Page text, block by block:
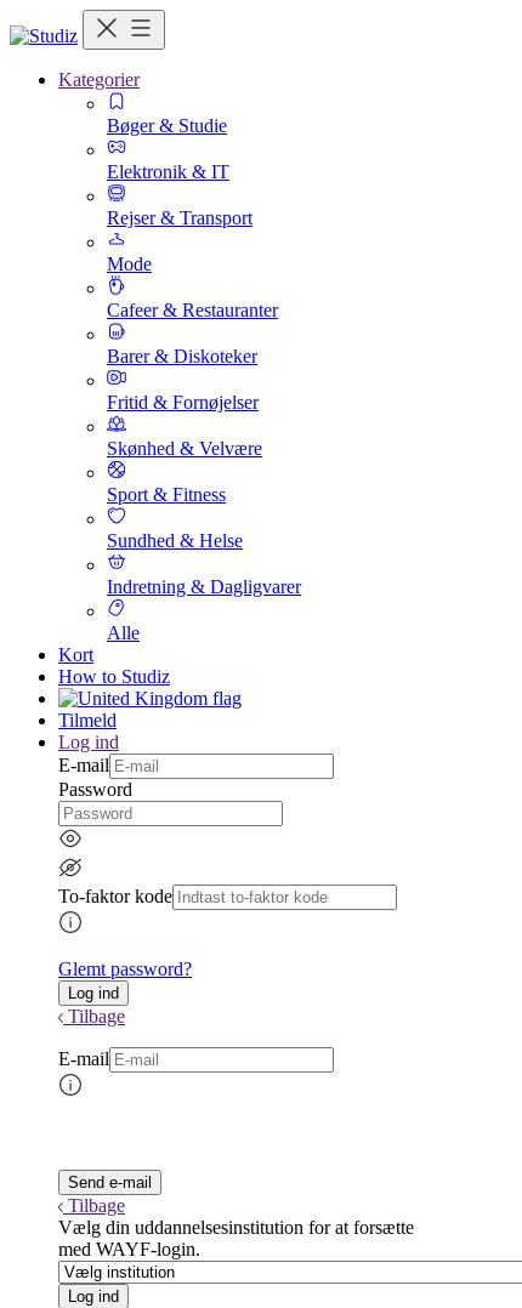
Kategorier
Bøger & Studie
Elektronik & IT
Rejser & Transport
Mode
Cafeer & Restauranter
Barer & Diskoteker
Fritid & Fornøjelser
Skønhed & Velvære
Sport & Fitness
Sundhed & Helse
Indretning & Dagligvarer
Alle
Kort
How to Studiz
Tilmeld
Log ind
E-mail
Password
To-faktor kode
Glemt password?
Tilbage
E-mail
Tilbage
Vælg din uddannelsesinstitution for at forsætte
med WAYF-login.